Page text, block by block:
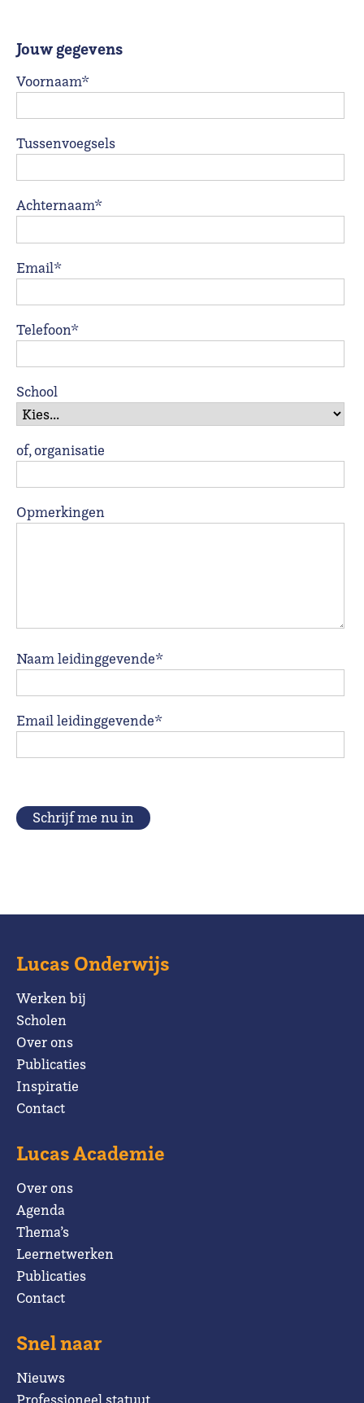
Jouw gegevens
Voornaam*
Tussenvoegsels
Achternaam*
Email*
Telefoon*
School
of, organisatie
Opmerkingen
Naam leidinggevende*
Email leidinggevende*
Schrijf me nu in
Lucas Onderwijs
Werken bij
Scholen
Over ons
Publicaties
Inspiratie
Contact
Lucas Academie
Over ons
Agenda
Thema’s
Leernetwerken
Publicaties
Contact
Snel naar
Nieuws
Professioneel statuut